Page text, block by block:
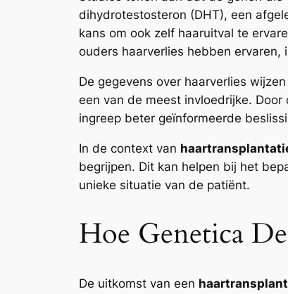
dihydrotestosteron (DHT), een
kans om ook zelf haaruitval te
ouders haarverlies hebben
De gegevens over haarverlies
een van de meest invloedrijke.
ingreep beter geïnformeerde
In de context van
begrijpen. Dit kan helpen bij het
unieke situatie van de patiënt.
Hoe Genetica
De uitkomst van een